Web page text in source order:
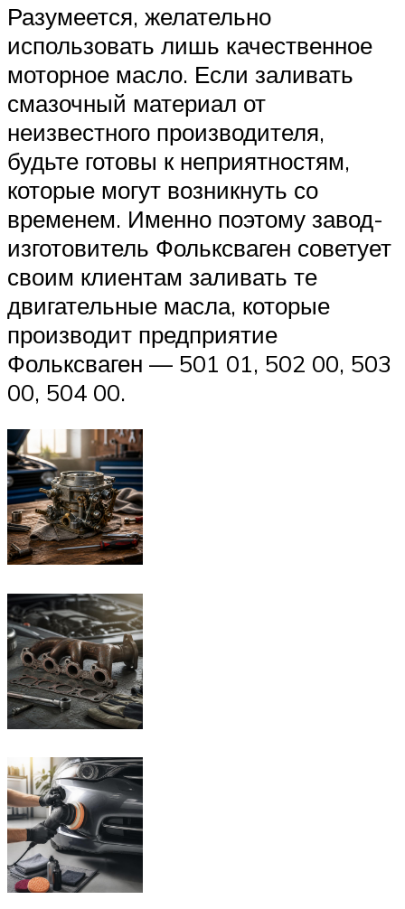
Разумеется, желательно
использовать лишь качественное
моторное масло. Если заливать
смазочный материал от
неизвестного производителя,
будьте готовы к неприятностям,
которые могут возникнуть со
временем. Именно поэтому завод-
изготовитель Фольксваген советует
своим клиентам заливать те
двигательные масла, которые
производит предприятие
Фольксваген — 501 01, 502 00, 503
00, 504 00.